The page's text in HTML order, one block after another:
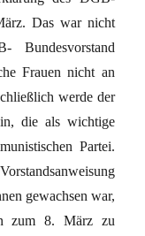
Das war nicht
Frauen nicht an
werde der
die als wichtige
Partei.
gewachsen war,
zum 8. März zu